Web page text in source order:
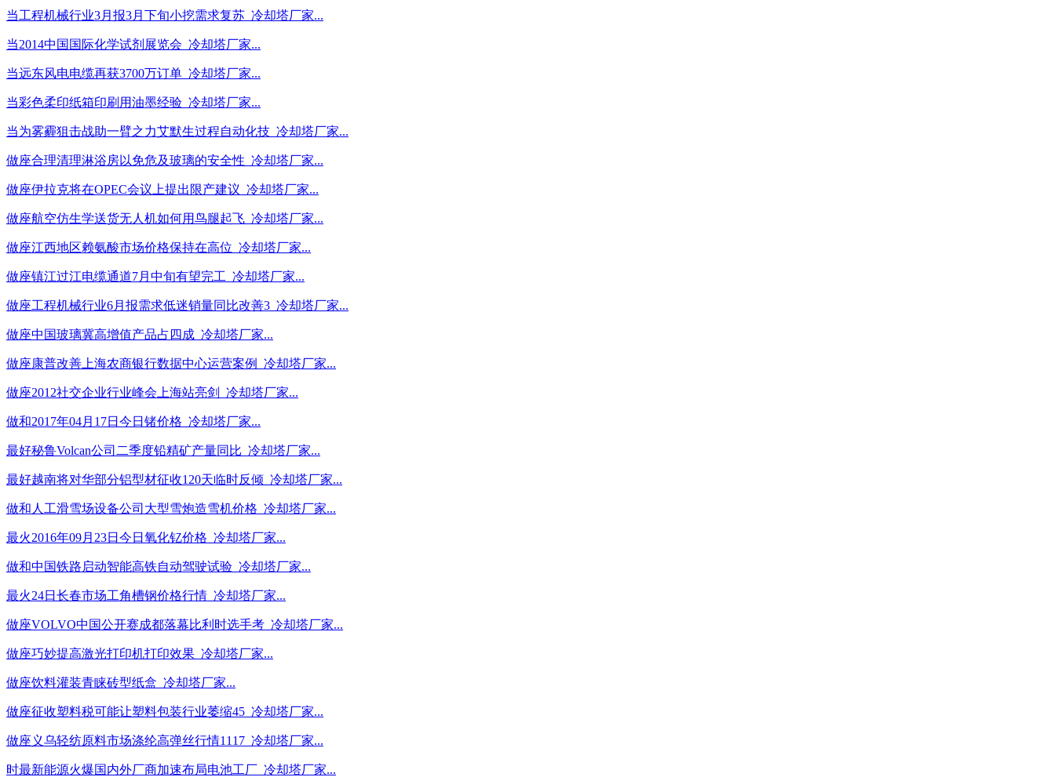
当工程机械行业3月报3月下旬小挖需求复苏_冷却塔厂家...
当2014中国国际化学试剂展览会_冷却塔厂家...
当远东风电电缆再获3700万订单_冷却塔厂家...
当彩色柔印纸箱印刷用油墨经验_冷却塔厂家...
当为雾霾狙击战助一臂之力艾默生过程自动化技_冷却塔厂家...
做座合理清理淋浴房以免危及玻璃的安全性_冷却塔厂家...
做座伊拉克将在OPEC会议上提出限产建议_冷却塔厂家...
做座航空仿生学送货无人机如何用鸟腿起飞_冷却塔厂家...
做座江西地区赖氨酸市场价格保持在高位_冷却塔厂家...
做座镇江过江电缆通道7月中旬有望完工_冷却塔厂家...
做座工程机械行业6月报需求低迷销量同比改善3_冷却塔厂家...
做座中国玻璃冀高增值产品占四成_冷却塔厂家...
做座康普改善上海农商银行数据中心运营案例_冷却塔厂家...
做座2012社交企业行业峰会上海站亮剑_冷却塔厂家...
做和2017年04月17日今日锗价格_冷却塔厂家...
最好秘鲁Volcan公司二季度铅精矿产量同比_冷却塔厂家...
最好越南将对华部分铝型材征收120天临时反倾_冷却塔厂家...
做和人工滑雪场设备公司大型雪炮造雪机价格_冷却塔厂家...
最火2016年09月23日今日氧化钇价格_冷却塔厂家...
做和中国铁路启动智能高铁自动驾驶试验_冷却塔厂家...
最火24日长春市场工角槽钢价格行情_冷却塔厂家...
做座VOLVO中国公开赛成都落幕比利时选手考_冷却塔厂家...
做座巧妙提高激光打印机打印效果_冷却塔厂家...
做座饮料灌装青睐砖型纸盒_冷却塔厂家...
做座征收塑料税可能让塑料包装行业萎缩45_冷却塔厂家...
做座义乌轻纺原料市场涤纶高弹丝行情1117_冷却塔厂家...
时最新能源火爆国内外厂商加速布局电池工厂_冷却塔厂家...